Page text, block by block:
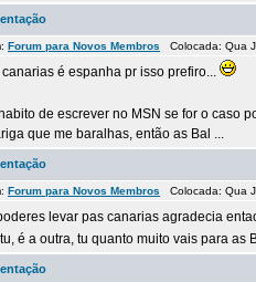
Forum para Novos Membros Colocada: Qua
é espanha pr isso prefiro...
de escrever no MSN se for o caso
que me baralhas, então as Bal ...
Forum para Novos Membros Colocada: Qua
levar pas canarias agradecia
é a outra, tu quanto muito vais para as